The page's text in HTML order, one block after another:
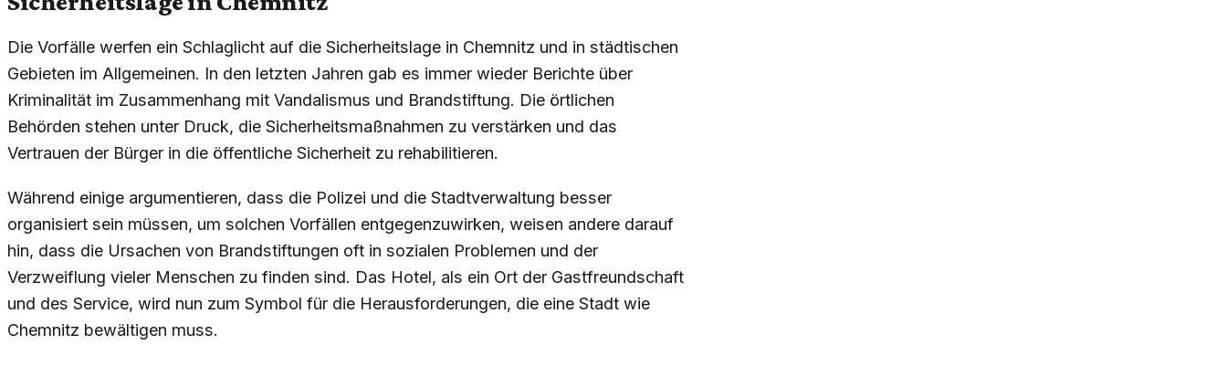
Die Vorfälle werfen ein Schlaglicht auf die Sicherheitslage in Chemnitz und in städtischen
Gebieten im Allgemeinen. In den letzten Jahren gab es immer wieder Berichte über
Kriminalität im Zusammenhang mit Vandalismus und Brandstiftung. Die örtlichen
Behörden stehen unter Druck, die Sicherheitsmaßnahmen zu verstärken und das
Vertrauen der Bürger in die öffentliche Sicherheit zu rehabilitieren.
Während einige argumentieren, dass die Polizei und die Stadtverwaltung besser
organisiert sein müssen, um solchen Vorfällen entgegenzuwirken, weisen andere darauf
hin, dass die Ursachen von Brandstiftungen oft in sozialen Problemen und der
Verzweiflung vieler Menschen zu finden sind. Das Hotel, als ein Ort der Gastfreundschaft
und des Service, wird nun zum Symbol für die Herausforderungen, die eine Stadt wie
Chemnitz bewältigen muss.